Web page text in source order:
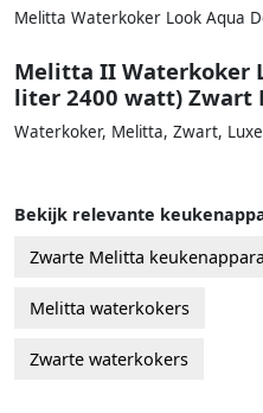
Melitta Waterkoker Look Aqua
Melitta II Waterkoker
liter 2400 watt) Zwart
Waterkoker, Melitta, Zwart,
Bekijk relevante
Zwarte Melitta
Melitta waterkokers
Zwarte waterkokers